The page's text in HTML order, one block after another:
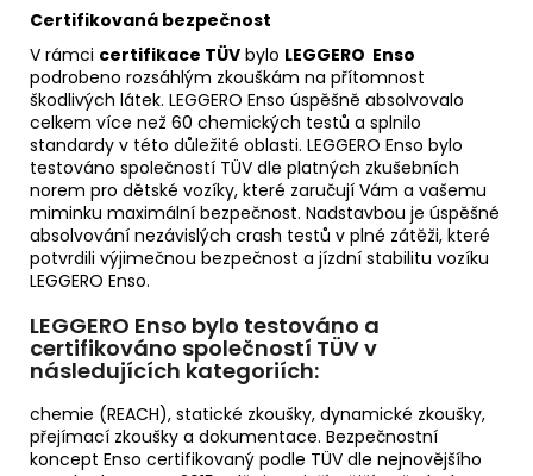
Certifikovaná bezpečnost
V rámci certifikace TÜV bylo LEGGERO Enso
podrobeno rozsáhlým zkouškám na přítomnost
škodlivých látek. LEGGERO Enso úspěšně absolvovalo
celkem více než 60 chemických testů a splnilo
standardy v této důležité oblasti. LEGGERO Enso bylo
testováno společností TÜV dle platných zkušebních
norem pro dětské vozíky, které zaručují Vám a vašemu
miminku maximální bezpečnost. Nadstavbou je úspěšné
absolvování nezávislých crash testů v plné zátěži, které
potvrdili výjimečnou bezpečnost a jízdní stabilitu vozíku
LEGGERO Enso.
LEGGERO Enso bylo testováno a
certifikováno společností TÜV v
následujících kategoriích:
chemie (REACH), statické zkoušky, dynamické zkoušky,
přejímací zkoušky a dokumentace. Bezpečnostní
koncept Enso certifikovaný podle TÜV dle nejnovějšího